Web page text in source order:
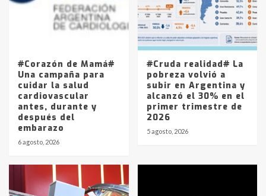
Los precios de los combustibles en
La Pampa, desde YPF hasta Axion
entre 857 a 1338 pesos
#Corazón de Mamá#
Una campaña para
cuidar la salud
cardiovascular
antes, durante y
después del
embarazo
6 agosto, 2026
#Cruda realidad# La
pobreza volvió a
subir en Argentina y
alcanzó el 30% en el
primer trimestre de
2026
5 agosto, 2026